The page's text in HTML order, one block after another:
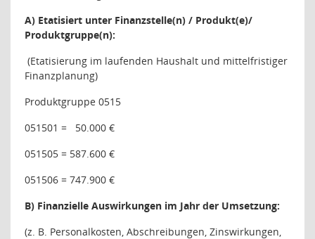
A) Etatisiert unter Finanzstelle(n) / Produkt(e)/
Produktgruppe(n):
(Etatisierung im laufenden Haushalt und mittelfristiger
Finanzplanung)
Produktgruppe 0515
051501 =
50.000 €
051505 = 587.600 €
051506 = 747.900 €
B) Finanzielle Auswirkungen im Jahr der Umsetzung:
(z. B. Personalkosten, Abschreibungen, Zinswirkungen,